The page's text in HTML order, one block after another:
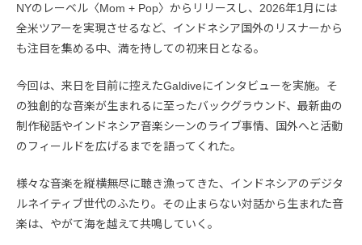
NYのレーベル〈Mom + Pop〉からリリースし、2026年1月には
全米ツアーを実現させるなど、インドネシア国外のリスナーから
も注目を集める中、満を持しての初来日となる。
今回は、来日を目前に控えたGaldiveにインタビューを実施。そ
の独創的な音楽が生まれるに至ったバックグラウンド、最新曲の
制作秘話やインドネシア音楽シーンのライブ事情、国外へと活動
のフィールドを広げるまでを語ってくれた。
様々な音楽を縦横無尽に聴き漁ってきた、インドネシアのデジタ
ルネイティブ世代のふたり。その止まらない対話から生まれた音
楽は、やがて海を越えて共鳴していく。